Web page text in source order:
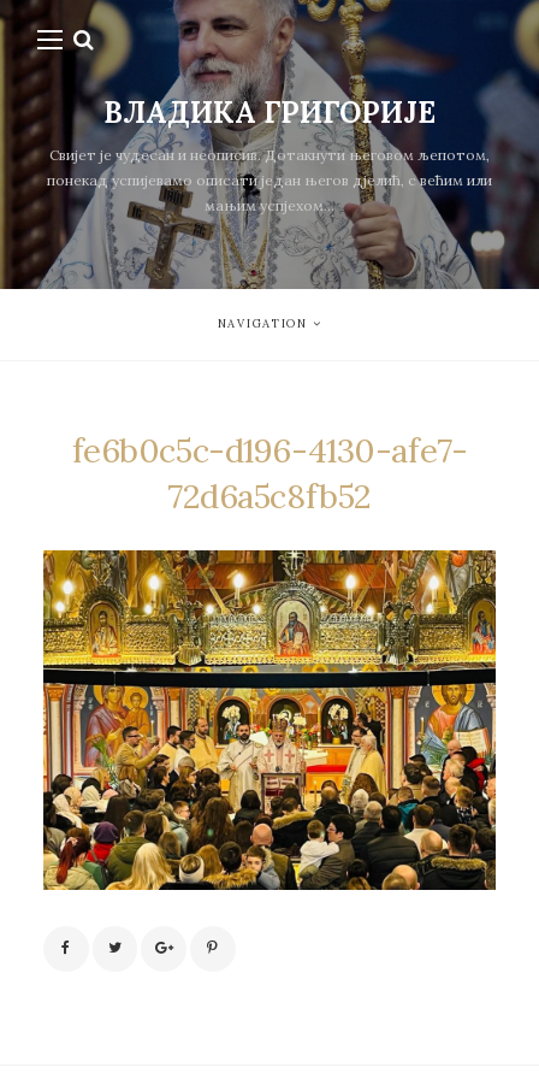
ВЛАДИКА ГРИГОРИЈЕ
Свијет је чудесан и неописив. Дотакнути његовом љепотом,
понекад успијевамо описати један његов дјелић, с већим или
мањим успјехом...
NAVIGATION
fe6b0c5c-d196-4130-afe7-
72d6a5c8fb52